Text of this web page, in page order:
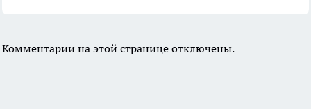
Комментарии на этой странице отключены.